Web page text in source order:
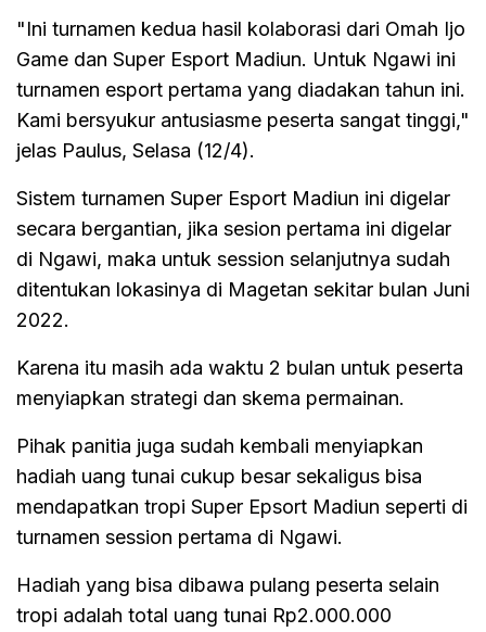
"Ini turnamen kedua hasil kolaborasi dari Omah Ijo
Game dan Super Esport Madiun. Untuk Ngawi ini
turnamen esport pertama yang diadakan tahun ini.
Kami bersyukur antusiasme peserta sangat tinggi,"
jelas Paulus, Selasa (12/4).
Sistem turnamen Super Esport Madiun ini digelar
secara bergantian, jika sesion pertama ini digelar
di Ngawi, maka untuk session selanjutnya sudah
ditentukan lokasinya di Magetan sekitar bulan Juni
2022.
Karena itu masih ada waktu 2 bulan untuk peserta
menyiapkan strategi dan skema permainan.
Pihak panitia juga sudah kembali menyiapkan
hadiah uang tunai cukup besar sekaligus bisa
mendapatkan tropi Super Epsort Madiun seperti di
turnamen session pertama di Ngawi.
Hadiah yang bisa dibawa pulang peserta selain
tropi adalah total uang tunai Rp2.000.000